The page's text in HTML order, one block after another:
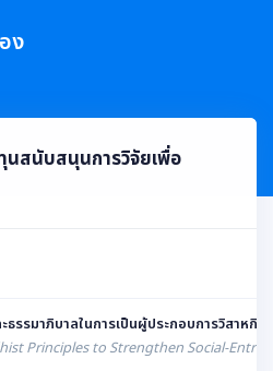
ง
นสนับสนุนการวิจัยเพื่อ
รรมาภิบาลในการเป็นผู้ประกอบการวิสาหกิ
Principles to Strengthen Social-